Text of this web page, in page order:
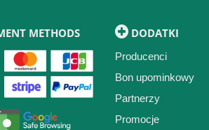
METHODS DODATKI
Producenci
Bon upominkowy
Partnerzy
Promocje